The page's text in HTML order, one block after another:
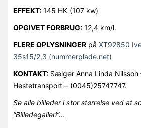
EFFEKT:145 HK (107 kw)
OPGIVET FORBRUG:12,4 km/l.
FLERE OPLYSNINGERpå XT92850
35s15/2,3 (nummerplade.net)
KONTAKT:Sælger Anna Linda Nilsson
Hestetransport – (0045)25747747.
Se alle billeder i stor størrelse ved at
“Billedegalleri”…